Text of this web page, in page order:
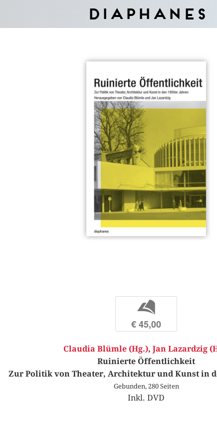
Diaphanes
b
€ 45,00
Claudia Blümle (Hg.), Jan Lazardzig
Ruinierte Öffentlichkeit
Zur Politik von Theater, Architektur und Kunst in
Gebunden, 280 Seiten
Inkl. DVD